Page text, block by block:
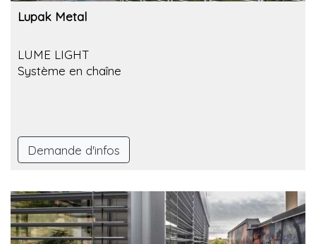
Lupak Metal
LUME LIGHT
Système en chaîne
Demande d'infos